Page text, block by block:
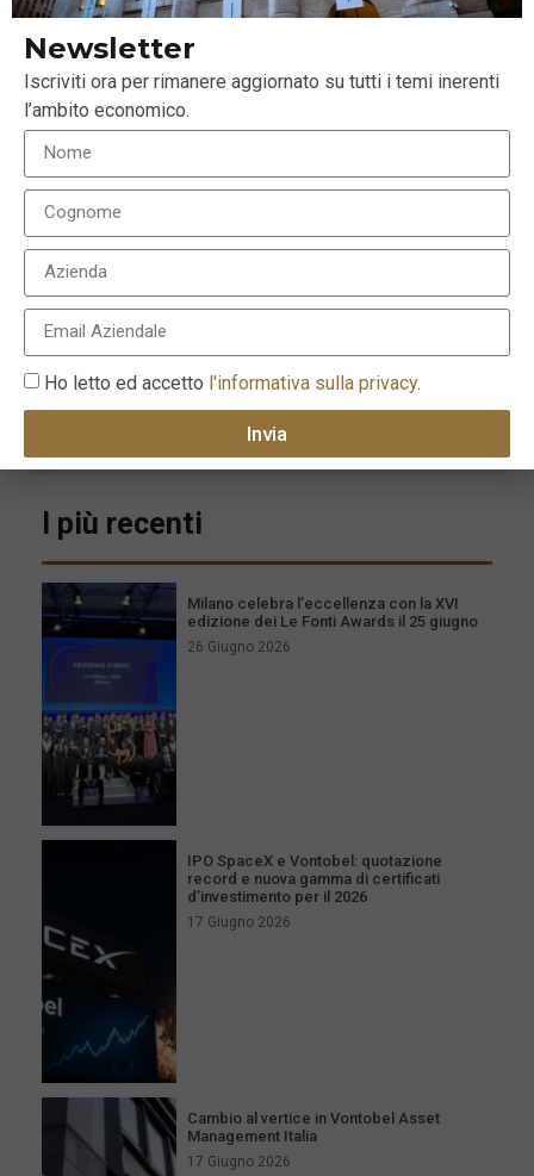
I più recenti
Milano celebra l’eccellenza con la XVI
edizione dei Le Fonti Awards il 25 giugno
26 Giugno 2026
IPO SpaceX e Vontobel: quotazione
record e nuova gamma di certificati
d’investimento per il 2026
17 Giugno 2026
Cambio al vertice in Vontobel Asset
Management Italia
17 Giugno 2026
Newsletter
Iscriviti ora per rimanere aggiornato su tutti i temi inerenti
l’ambito economico.
Ho letto ed accetto l'informativa sulla privacy.
Invia